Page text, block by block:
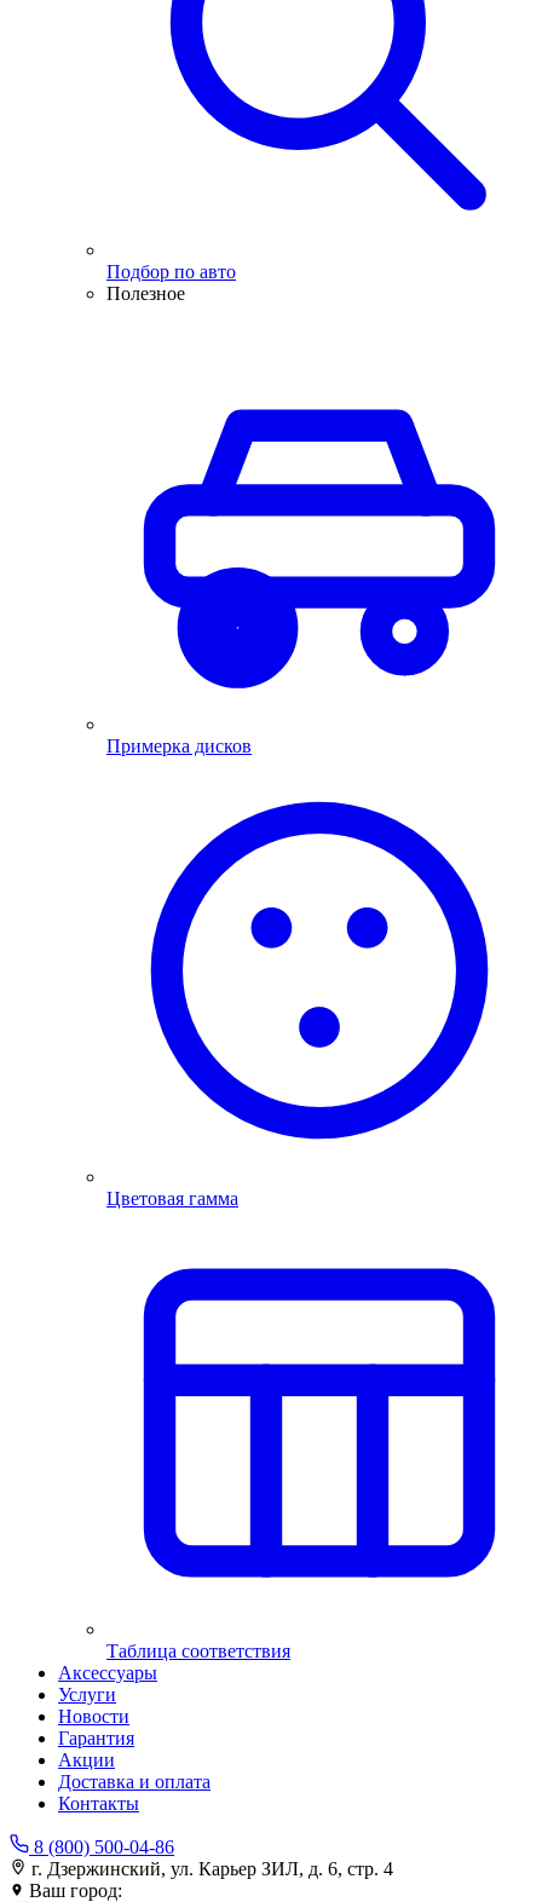
Подбор по авто
Полезное
Примерка дисков
Цветовая гамма
Таблица соответствия
Аксессуары
Услуги
Новости
Гарантия
Акции
Доставка и оплата
Контакты
8 (800) 500-04-86
г. Дзержинский, ул. Карьер ЗИЛ, д. 6, стр. 4
Ваш город: